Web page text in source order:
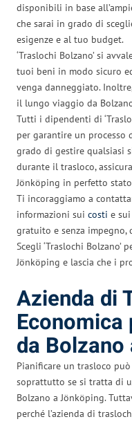
disponibili in base
che sarai in grado di
esigenze e al tuo budget.
‘Traslochi Bolzano’ si
tuoi beni in modo sicuro
venga danneggiato.
il lungo viaggio da
Tutti i dipendenti di
per garantire un processo
grado di gestire qualsiasi
durante il trasloco,
Jönköping in perfetto
Ti incoraggiamo a
informazioni sui costi e
gratuito e senza
Scegli ‘Traslochi
Jönköping e lascia che i
Azienda di
da
Pianificare un trasloco
soprattutto se si tratta di
Bolzano a Jönköping.
perché l’azienda di